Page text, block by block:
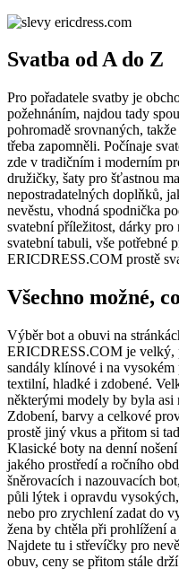
Svatba od A do Z
Pro pořadatele svatby je
požehnáním, najdou tady
pohromadě srovnaných,
třeba zapomněli. Počínaje
zde v tradičním i moderním
družičky, šaty pro šťastnou
nepostradatelných doplňků,
nevěstu, vhodná spodnička
svatební příležitost, dárky pro
svatební tabuli, vše potřebné
ERICDRESS.COM prostě
Všechno možné,
Výběr bot a obuvi na
ERICDRESS.COM je velký,
sandály klínové i na
textilní, hladké i zdobené.
některými modely by byla asi
Zdobení, barvy a celkové
prostě jiný vkus a přitom si
Klasické boty na denní
jakého prostředí a ročního
šněrovacích i nazouvacích
půli lýtek i opravdu
nebo pro zrychlení zadat do
žena by chtěla při prohlížení
Najdete tu i střevíčky pro
obuv, ceny se přitom stále